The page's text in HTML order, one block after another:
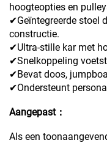
hoogteopties en
✔Geïntegreerde stoel
constructie.
✔Ultra-stille kar met
✔Snelkoppeling
✔Bevat doos,
✔Ondersteunt
Aangepast：
Als een